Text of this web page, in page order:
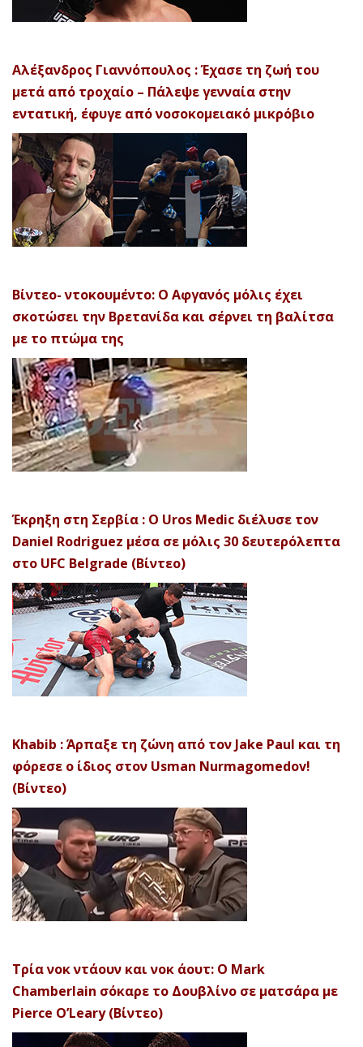
Αλέξανδρος Γιαννόπουλος : Έχασε τη ζωή του
μετά από τροχαίο – Πάλεψε γενναία στην
εντατική, έφυγε από νοσοκομειακό μικρόβιο
Βίντεο- ντοκουμέντο: Ο Αφγανός μόλις έχει
σκοτώσει την Βρετανίδα και σέρνει τη βαλίτσα
με το πτώμα της
Έκρηξη στη Σερβία : Ο Uros Medic διέλυσε τον
Daniel Rodriguez μέσα σε μόλις 30 δευτερόλεπτα
στο UFC Belgrade (Βίντεο)
Khabib : Άρπαξε τη ζώνη από τον Jake Paul και τη
φόρεσε ο ίδιος στον Usman Nurmagomedov!
(Βίντεο)
Τρία νοκ ντάουν και νοκ άουτ: Ο Mark
Chamberlain σόκαρε το Δουβλίνο σε ματσάρα με
Pierce O’Leary (Βίντεο)